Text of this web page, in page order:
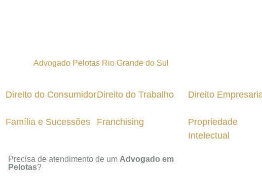
Direito do ConsumidorDireito do Trabalho Direito
Família e Sucessões Franchising
Propriedade
Intelectual
Precisa de atendimento de um Advogado em
Pelotas?